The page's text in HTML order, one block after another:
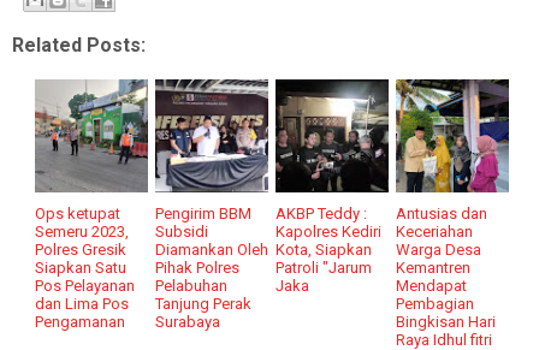
Related Posts:
Ops ketupat
Semeru 2023,
Polres Gresik
Siapkan Satu
Pos Pelayanan
dan Lima Pos
Pengamanan
Pengirim BBM
Subsidi
Diamankan Oleh
Pihak Polres
Pelabuhan
Tanjung Perak
Surabaya
AKBP Teddy :
Kapolres Kediri
Kota, Siapkan
Patroli "Jarum
Jaka
Antusias dan
Keceriahan
Warga Desa
Kemantren
Mendapat
Pembagian
Bingkisan Hari
Raya Idhul fitri